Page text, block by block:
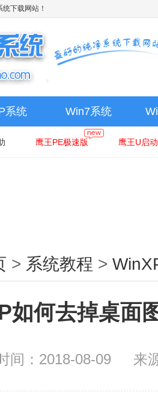
下载网站！
系统 Win7系统
鹰王PE极速版 鹰王U启
> 系统教程 >
如何去掉桌面
间：2018-08-09 来